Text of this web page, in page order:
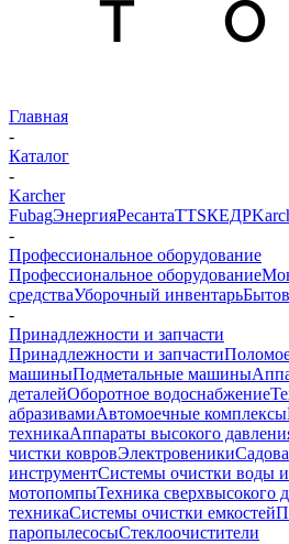
Главная
-
Каталог
-
Karcher
FubagЭнергияРесантаTTSКЕДР
-
Профессиональное оборудование
Профессиональное оборудование
средстваУборочный инвентарь
-
Принадлежности и запчасти
Принадлежности и запчасти
машиныПодметальные машины
деталейОборотное водоснабжение
абразивамиАвтомоечные комплексы
техникаАппараты высокого
чистки ковровЭлектровеники
инструментСистемы очистки воды и
мотопомпыТехника сверхвысокого
техникаСистемы очистки емкостей
паропылесосыСтеклоочистители